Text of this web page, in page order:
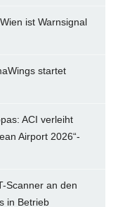
ist Warnsignal
startet
ACI verleiht
Airport 2026“-
Scanner an den
in Betrieb